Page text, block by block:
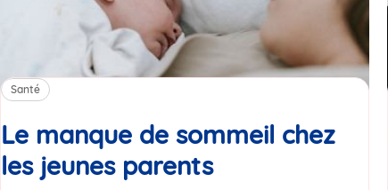
Santé
Le manque de sommeil chez
les jeunes parentsArticle